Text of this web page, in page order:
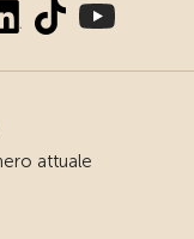
attuale